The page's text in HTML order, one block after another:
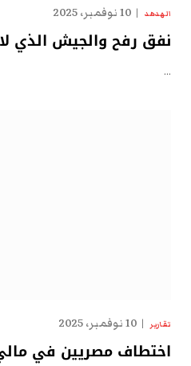
الهدهد 10 نوفمبر، 2025
نفق رفح والجيش الذي
…
تقارير 10 نوفمبر، 2025
اختطاف مصريين في